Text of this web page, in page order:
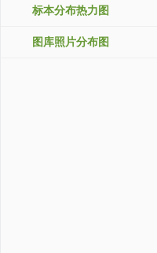
标本分布热力图
图库照片分布图